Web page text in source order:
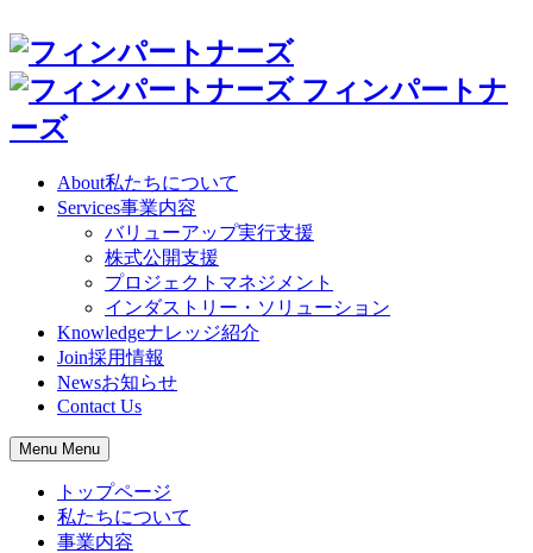
フィンパートナ
ーズ
About私たちについて
Services事業内容
バリューアップ実行支援
株式公開支援
プロジェクトマネジメント
インダストリー・ソリューション
Knowledgeナレッジ紹介
Join採用情報
Newsお知らせ
Contact Us
Menu Menu
トップページ
私たちについて
事業内容